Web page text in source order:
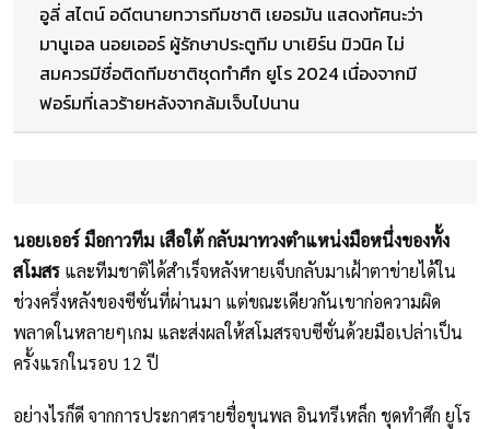
อูลี่ สไตน์ อดีตนายทวารทีมชาติ เยอรมัน แสดงทัศนะว่า
มานูเอล นอยเออร์ ผู้รักษาประตูทีม บาเยิร์น มิวนิค ไม่
สมควรมีชื่อติดทีมชาติชุดทำศึก ยูโร 2024 เนื่องจากมี
ฟอร์มที่เลวร้ายหลังจากล้มเจ็บไปนาน
นอยเออร์ มือกาวทีม เสือใต้ กลับมาทวงตำแหน่งมือหนึ่งของทั้ง
สโมสร และทีมชาติได้สำเร็จหลังหายเจ็บกลับมาเฝ้าตาข่ายได้ใน
ช่วงครึ่งหลังของซีซั่นที่ผ่านมา แต่ขณะเดียวกันเขาก่อความผิด
พลาดในหลายๆเกม และส่งผลให้สโมสรจบซีซั่นด้วยมือเปล่าเป็น
ครั้งแรกในรอบ 12 ปี
อย่างไรก็ดี จากการประกาศรายชื่อขุนพล อินทรีเหล็ก ชุดทำศึก ยูโร